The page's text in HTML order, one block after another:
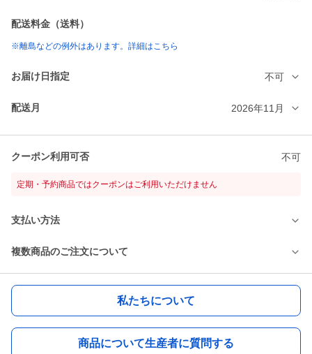
配送料金（送料）
※離島などの例外はあります。詳細はこちら
お届け日指定 不可
配送月 2026年11月
クーポン利用可否 不可
定期・予約商品ではクーポンはご利用いただけません
支払い方法
複数商品のご注文について
私たちについて
商品について生産者に質問する